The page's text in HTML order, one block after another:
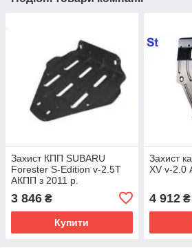
Захист КПП SUBARU
Forester S-Edition v-2.5T
АКПП з 2011 р.
3 846 ₴
Купити
Захист
XV v-2.0
4 912₴